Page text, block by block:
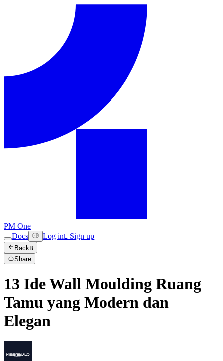
PM One
Docs
Log inL Sign up
BackB
Share
13 Ide Wall Moulding Ruang
Tamu yang Modern dan
Elegan